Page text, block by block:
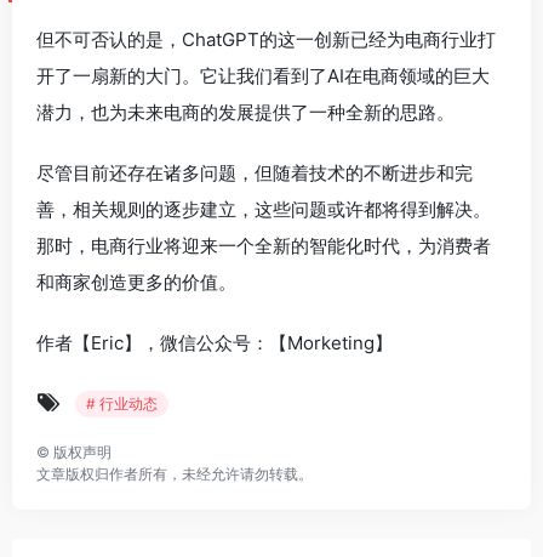
但不可否认的是，ChatGPT的这一创新已经为电商行业打
开了一扇新的大门。它让我们看到了AI在电商领域的巨大
潜力，也为未来电商的发展提供了一种全新的思路。
尽管目前还存在诸多问题，但随着技术的不断进步和完
善，相关规则的逐步建立，这些问题或许都将得到解决。
那时，电商行业将迎来一个全新的智能化时代，为消费者
和商家创造更多的价值。
作者【Eric】，微信公众号：【Morketing】
# 行业动态
© 版权声明
文章版权归作者所有，未经允许请勿转载。